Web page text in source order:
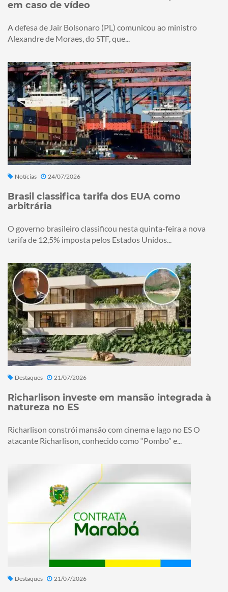
em caso de vídeo
A defesa de Jair Bolsonaro (PL) comunicou ao ministro
Alexandre de Moraes, do STF, que...
Notícias 24/07/2026
Brasil classifica tarifa dos EUA como
arbitrária
O governo brasileiro classificou nesta quinta-feira a nova
tarifa de 12,5% imposta pelos Estados Unidos...
Destaques 21/07/2026
Richarlison investe em mansão integrada à
natureza no ES
Richarlison constrói mansão com cinema e lago no ES O
atacante Richarlison, conhecido como “Pombo” e...
Destaques 21/07/2026